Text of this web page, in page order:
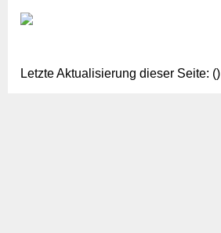
Letzte Aktualisierung dieser Seite: ()